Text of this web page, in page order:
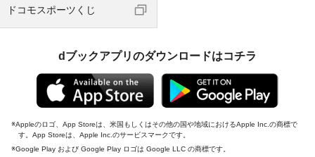
ドコモスポーツくじ
dブックアプリのダウンロードはコチラ
Appleのロゴ、App Storeは、米国もしくはその他の国や地域におけるApple Inc.の商標で
す。App Storeは、Apple Inc.のサービスマークです。
Google Play および Google Play ロゴは Google LLC の商標です。